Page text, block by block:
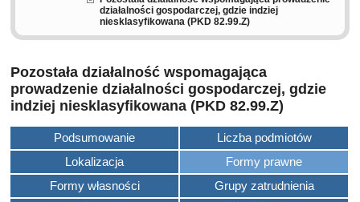
działalności gospodarczej, gdzie indziej
niesklasyfikowana (PKD 82.99.Z)
Pozostała działalność wspomagająca
prowadzenie działalności gospodarczej, gdzie
indziej niesklasyfikowana (PKD 82.99.Z)
Podsumowanie
Liczba podmiotów
Lokalizacja
Formy prawne
Formy własności
Grupy zatrudnienia